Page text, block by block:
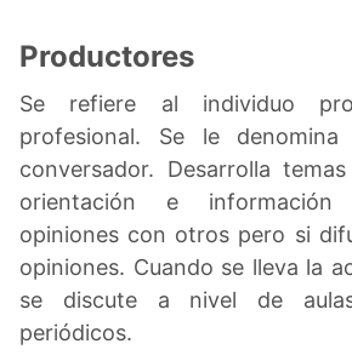
Productores
Se refiere al individuo
profesional. Se le
conversador. Desarrolla
orientación e
opiniones con otros pero si
opiniones. Cuando se lleva la
se discute a nivel de
periódicos.